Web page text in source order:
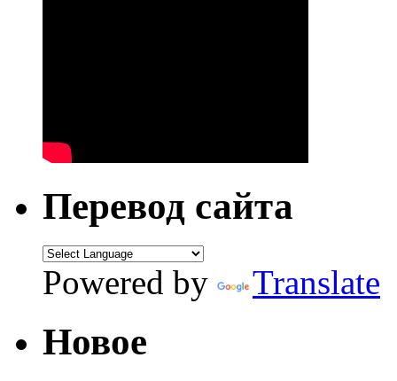
Перевод сайта
Powered by Translate
Новое